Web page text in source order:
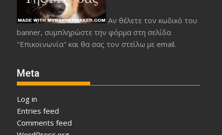
Αν θέλετε τον κωδικό του
banner, συμπληρώστε την φόρμα στη σελίδα
"Επικοινωνία" και θα σας τον στείλω με email.
Meta
Log in
Entries feed
Comments feed